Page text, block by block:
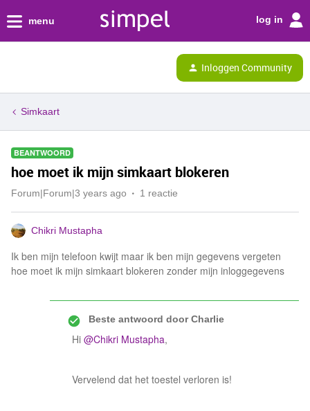
menu log in
Inloggen Community
Simkaart
BEANTWOORD
hoe moet ik mijn simkaart blokeren
Forum|Forum|3 years ago 1 reactie
Chikri Mustapha
Ik ben mijn telefoon kwijt maar ik ben mijn gegevens vergeten
hoe moet ik mijn simkaart blokeren zonder mijn inloggegevens
Beste antwoord doorCharlie
Hi @Chikri Mustapha,
Vervelend dat het toestel verloren is!